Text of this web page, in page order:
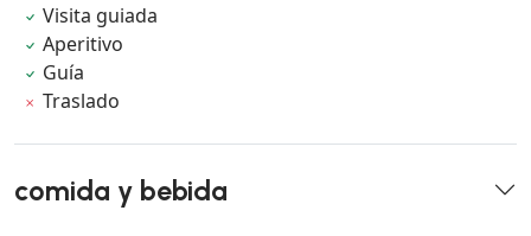
Visita guiada
Aperitivo
Guía
Traslado
comida y bebida